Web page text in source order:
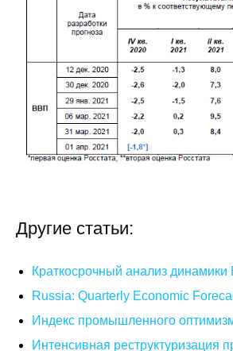
Материалы
Конкурсы и вакансии
Контакты
Другие статьи:
Краткосрочный анализ
Russia: Quarterly Economic
Индекс промышленного
Интенсивная реструктуризация